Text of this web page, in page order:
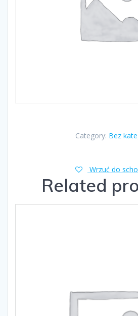
Category: Bez
Wrzuć do
Related